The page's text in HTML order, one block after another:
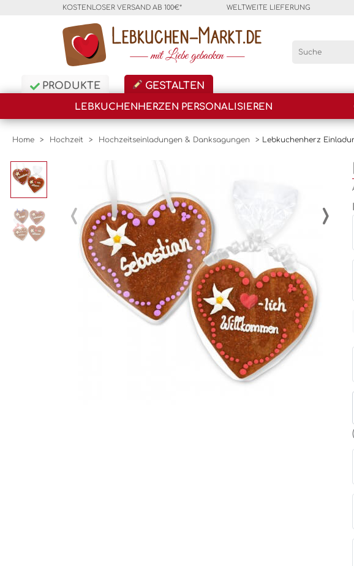
KOSTENLOSER VERSAND AB 100€* WELTWEITE LIEFERUNG
PRODUKTE GESTALTEN
LEBKUCHENHERZEN PERSONALISIEREN
Home > Hochzeit > Hochzeitseinladungen & Danksagungen > Lebkuchenherz
‹ ›